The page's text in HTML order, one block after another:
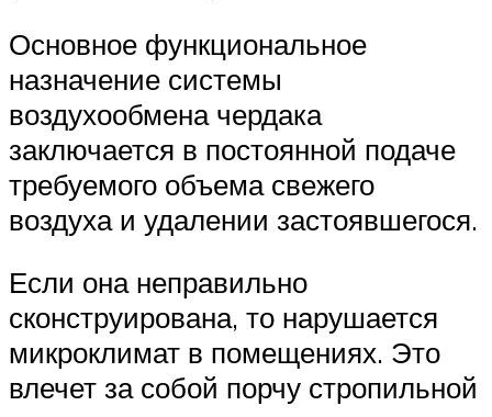
Основное функциональное
назначение системы
воздухообмена чердака
заключается в постоянной подаче
требуемого объема свежего
воздуха и удалении застоявшегося.
Если она неправильно
сконструирована, то нарушается
микроклимат в помещениях. Это
влечет за собой порчу стропильной